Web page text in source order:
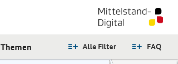
FAQ
Alle Filter
Themen